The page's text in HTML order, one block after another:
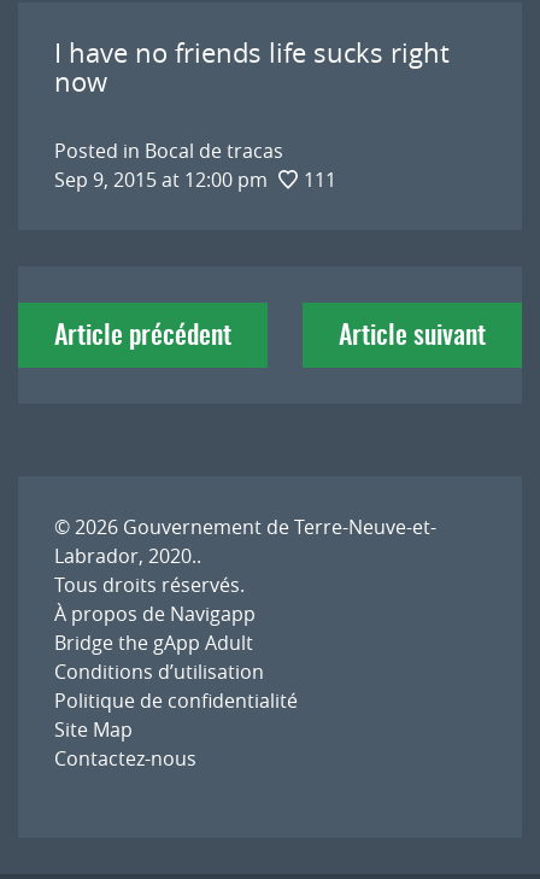
I have no friends life sucks right
now
Posted in Bocal de tracas
Sep 9, 2015 at 12:00 pm
111
Navigation
deArticle précédent Article suivant
© 2026 Gouvernement de Terre-Neuve-et-
Labrador, 2020..
Tous droits réservés.
À propos de Navigapp
Bridge the gApp Adult
Conditions d’utilisation
Politique de confidentialité
Site Map
Contactez-nous